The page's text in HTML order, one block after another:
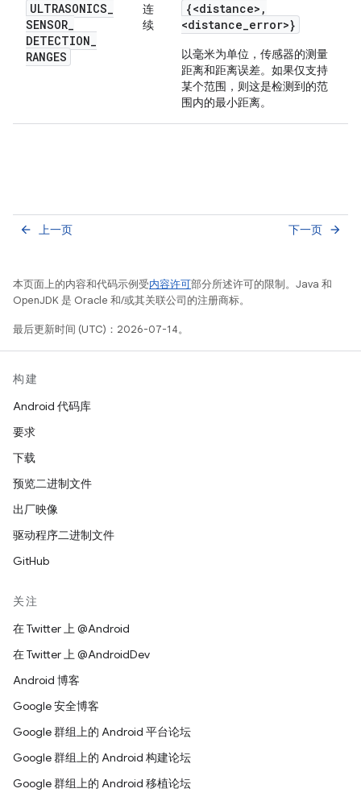
ULTRASONICS_
SENSOR_
DETECTION_
RANGES
连
续
{<distance> ,
<distance_error>}
以毫米为单位，传感器的测量
距离和距离误差。如果仅支持
某个范围，则这是检测到的范
围内的最小距离。
上一页
arrow_back 下一页 arrow_forward
本页面上的内容和代码示例受内容许可部分所述许可的限制。Java 和
OpenJDK 是 Oracle 和/或其关联公司的注册商标。
最后更新时间 (UTC)：2026-07-14。
构建
Android 代码库
要求
下载
预览二进制文件
出厂映像
驱动程序二进制文件
GitHub
关注
在 Twitter 上 @Android
在 Twitter 上 @AndroidDev
Android 博客
Google 安全博客
Google 群组上的 Android 平台论坛
Google 群组上的 Android 构建论坛
Google 群组上的 Android 移植论坛